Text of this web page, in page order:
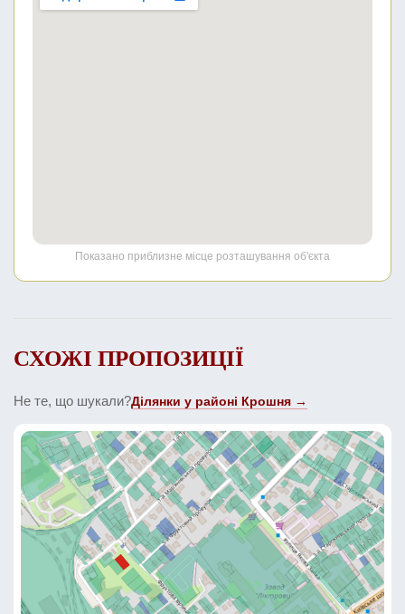
Показано приблизне місце розташування об'єкта
СХОЖІ ПРОПОЗИЦІЇ
Не те, що шукали?Ділянки у районі Крошня →